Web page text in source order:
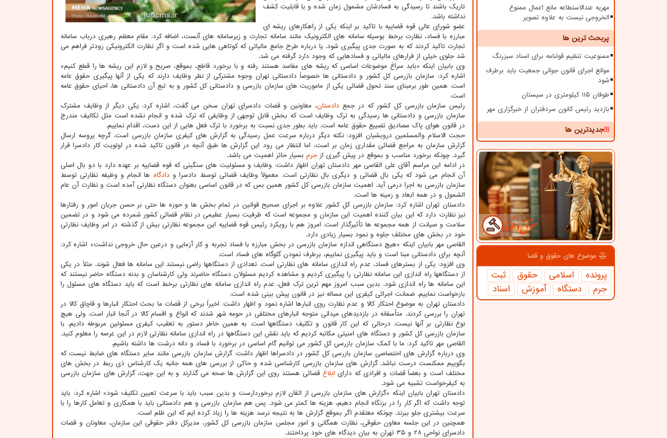
مهریه عندالاستطاعه مانع اعمال ممنوع
الخروجی نیست به علاوه تصویر
پربحث ترین ها
ممنوعیت تنظیم قولنامه برای اسناد سبزرنگ
موانع اجرای قانون جوانی جمعیت باید برطرف
شود
طوفان ۱۱۵ کیلومتری در سیستان
بازدید رئیس کانون سردفتران از خبرگزاری مهر
جدیدترین ها
موضوع های حقوق و قضا
پرونده اسلامی حقوق
ثبت
جرم
دستگاه آموزش اسناد
تاریک باشند تا رسیدگی به فسادشان مشمول زمان شده و یا قابلیت کشف
نداشته باشد.
عضو شورای عالی قوه قضاییه با تاکید بر اینکه یکی از راهکارهای ریشه ای
مبارزه با فساد، نظارت برخط بوسیله سامانه های الکترونیک مانند سامانه تجارت و زیرسامانه های آنست، اضافه کرد: مقام معظم رهبری درباب سامانه
تجارت تاکید کردند که به صورت جدی پیگیری شود. یا درباره طرح جامع مالیاتی که کوتاهی هایی شده است و اگر نظارت الکترونیکی زودتر فراهم می
شد جلوی خیلی از فرارهای مالیاتی و فسادهایی که وجود دارد گرفته می شد.
وی بابیان اینکه «باید سراغ موضوعات اساسی که ریشه های مفاسد هستند رفته و با برخورد قاطع، بموقع، صریح و لازم این ریشه ها را قطع کنیم»
اشاره کرد: سازمان بازرسی کل کشور و دادستانی ها خصوصاً دادستانی تهران وجوه مشترکی از نظر وظایف دارند که یکی از آنها پیگیری حقوق عامه
است. همین طور برمبنای سند تحول قضائی یکی از ماموریت های سازمان بازرسی و دادستانی کل کشور و به تبع آن دادستانی ها، احیای حقوق عامه
است.
رئیس سازمان بازرسی کل کشور که در جمع دادستان، معاونین و قضات دادسرای تهران سخن می گفت، اشاره کرد: یکی دیگر از وظایف مشترک
سازمان بازرسی و دادستانی ها رسیدگی به ترک وظایف است که بخش قابل توجهی از وظایفی که ترک شده و انجام نشده است مثل تکالیف مندرج
در قانون هوای پاک مصادیق تضییع حقوق عامه است. باید بطور جدی نسبت به برخورد با ترک فعل هایی از این دست، اقدام نماییم.
حجت الاسلام والمسلمین درویشیان افزود: نکته دیگر درباره سرعت عمل رسیدگی به گزارش های کیفری سازمان بازرسی است. گرچه پروسه ارسال
گزارش سازمان به مراجع قضائی مقداری زمان بر است، اما انتظار می رود این گزارش ها طبق آنچه در قانون تاکید شده در اولویت کار دادسرا قرار
گیرد. چونکه برخورد مناسب و بموقع در پیش گیری از جرم بسیار حائز اهمیت می باشد.
در ادامه این مراسم آقای علی القاصی مهر دادستان تهران اظهار داشت: وظایف و مسئولیت های سنگینی که قوه قضاییه بر عهده دارد با دو بال اصلی
آن انجام می شود که یکی بال قضائی و دیگری بال نظارتی است. معمولاً وظایف قضائی توسط دادسرا و دادگاه ها انجام و وظیفه نظارتی توسط
سازمان بازرسی به اجرا درمی آید. اهمیت سازمان بازرسی کل کشور همین بس که در قانون اساسی بعنوان دستگاه نظارتی آمده است و نظارت آن عام
الشمول و در همه ابعاد و زمینه ها است.
دادستان تهران اشاره کرد: سازمان بازرسی کل کشور علاوه بر اجرای صحیح قوانین در تمام بخش ها و حوزه ها حتی بر حسن جریان امور و رفتارها
نیز نظارت دارد که این بیان کننده اهمیت این سازمان و مجموعه است که ظرفیت بسیار عظیمی در نظام قضائی کشور شمرده می شود و در تضمین
سلامت و صیانت از همه مجموعه ها تأثیرگذار است. امروز هم با رویکرد رئیس قوه قضاییه این مجموعه نظارتی بیش از گذشته در امر وظایف نظارتی
خود در بخش های مختلف جلوه و نمود بسیار زیادی دارد.
القاصی مهر بابیان اینکه «هیچ دستگاهی اندازه سازمان بازرسی در بخش مبارزه با فساد تجربه و کار آزمایی و درعین حال خروجی نداشت» اشاره کرد:
آنچه برای دادستانی مبنا است و باید پیگیری نماییم، برطرف نمودن گلوگاه های فساد است.
وی افزود: یکی از بسترهای فساد، عدم راه اندازی سامانه های نظارتی است. تعدادی از دستگاهها راضی نیستند این سامانه ها فعال شوند. مثلاً در یکی
از دستگاهها راه اندازی این سامانه نظارتی را پیگیری کردیم و مشاهده کردیم مسئولان دستگاه حاضرند ولی کارشناسان و بدنه دستگاه حاضر نیستند که
این سامانه ها راه اندازی شود. بدین سبب امروز مهم ترین ترک فعل، عدم راه اندازی سامانه های نظارتی برخط است که باید دستگاه های مسئول را
بازخواست نماییم. ضمانت اجرائی کیفری این مساله نیز در قانون پیش بینی شده است.
دادستان تهران به موضوع احتکار کالا و عدم نظارت روی انبارها اشاره نمود و اظهار داشت: اخیراً برخی از قضات ما بحث احتکار انبارها و قاچاق کالا در
تهران را بررسی کردند. متأسفانه در بازدیدهای میدانی متوجه انبارهای مختلفی در حومه شهر شدند که انواع و اقسام کالا در آنجا انبار است. ولی هیچ
نوع نظارتی بر آنها نیست. درحالی که این کار قانون و تکلیف دستگاهها است. به همین خاطر دستور به تعقیب کیفری مسئولین مربوطه دادیم. با
سازمان بازرسی کل کشور و دستگاه های امنیتی مکاتبه کردیم که باید نقش این دستگاهها در راه اندازی سامانه نظارتی لازم در این عرصه را معلوم کنید.
القاصی مهر تاکید کرد: ما با کمک سازمان بازرسی کل کشور می توانیم گام اساسی در برخورد با فساد و دانه درشت ها داشته باشیم.
وی درباره گزارش های اختصاصی سازمان بازرسی کل کشور در دادسراها اظهار داشت: گزارش سازمان بازرسی مانند سایر دستگاه های ضابط نیست که
بگوییم ممکنست درست نباشد. گزارش های سازمان بازرسی کارشناسی شده و حاکی از بررسی های همه جانبه یک کارشناس ذی ربط در بخش های
مختلف است و بعضاً قضات و افرادی که دارای ابلاغ قضائی هستند روی این گزارش ها صحه می گذارند و به این جهت، گزارش های سازمان بازرسی
به کیفرخواست تشبیه می شود.
دادستان تهران بابیان اینکه «گزارش های سازمان بازرسی از اتقان لازم برخوردارست و بدین سبب باید با سرعت تعیین تکلیف شود» اشاره کرد: باید
توجه داشت که اگر کار را در بزنگاه انجام دهیم، هزینه ها کمتر می شود. پس هم سازمان بازرسی و هم دادستانی باید با همکاری و تعامل کارها را با
سرعت بیشتری جلو ببرند. چونکه معتقدم اگر بموقع گزارش ها به نتیجه نرسد هزینه ها را زیاد کرده ایم که این ظلم است.
همچنین در این جلسه معاون حقوقی، نظارت همگانی و امور مجلس سازمان بازرسی کل کشور، مدیرکل دفتر حقوقی این سازمان، معاونان و قضات
دادسرای نواحی ۲۸ و ۳۵ تهران به بیان دیدگاه های خود پرداختند.